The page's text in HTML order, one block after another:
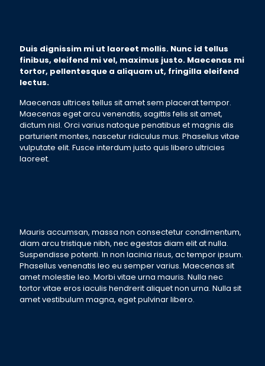
Duis dignissim mi ut laoreet mollis. Nunc id tellus
finibus, eleifend mi vel, maximus justo. Maecenas mi
tortor, pellentesque a aliquam ut, fringilla eleifend
lectus.
Maecenas ultrices tellus sit amet sem placerat tempor.
Maecenas eget arcu venenatis, sagittis felis sit amet,
dictum nisl. Orci varius natoque penatibus et magnis dis
parturient montes, nascetur ridiculus mus. Phasellus vitae
vulputate elit. Fusce interdum justo quis libero ultricies
laoreet.
Mauris accumsan, massa non consectetur condimentum,
diam arcu tristique nibh, nec egestas diam elit at nulla.
Suspendisse potenti. In non lacinia risus, ac tempor ipsum.
Phasellus venenatis leo eu semper varius. Maecenas sit
amet molestie leo. Morbi vitae urna mauris. Nulla nec
tortor vitae eros iaculis hendrerit aliquet non urna. Nulla sit
amet vestibulum magna, eget pulvinar libero.